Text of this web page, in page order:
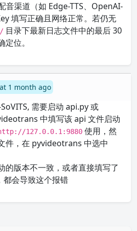
音渠道（如 Edge-TTS、OpenAI-
填写正确且网络正常。若仍无
目录下最新日志文件中的最后 30
位。
1 month ago
需要启动 api.py 或
中填写该 api 文件启动
127.0.0.1:9880 使用，然
件，在 pyvideotrans 中选中
的版本不一致，或者直接填写了
都会导致这个报错